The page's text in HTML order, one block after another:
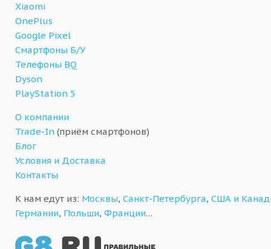
Xiaomi
OnePlus
Google Pixel
Смартфоны Б/У
Телефоны BQ
Dyson
PlayStation 5
О компании
Trade-In (приём смартфонов)
Блог
Условия и Доставка
Контакты
К нам едут из: Москвы, Санкт-Петербурга, США и
Германии, Польши, Франции…